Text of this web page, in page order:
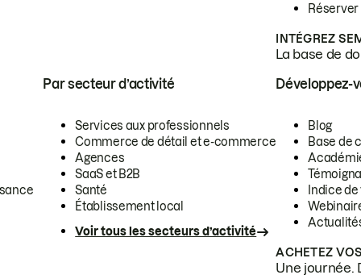
INTÉGREZ
La base de
Par secteur d’activité
Services aux professionnels
Commerce de détail et e-commerce
Agences
SaaS et B2B
Santé
Établissement local
Voir tous les secteurs d’activité
Développez-
Blog
Base de
Indice
ACHETEZ
Une journée.